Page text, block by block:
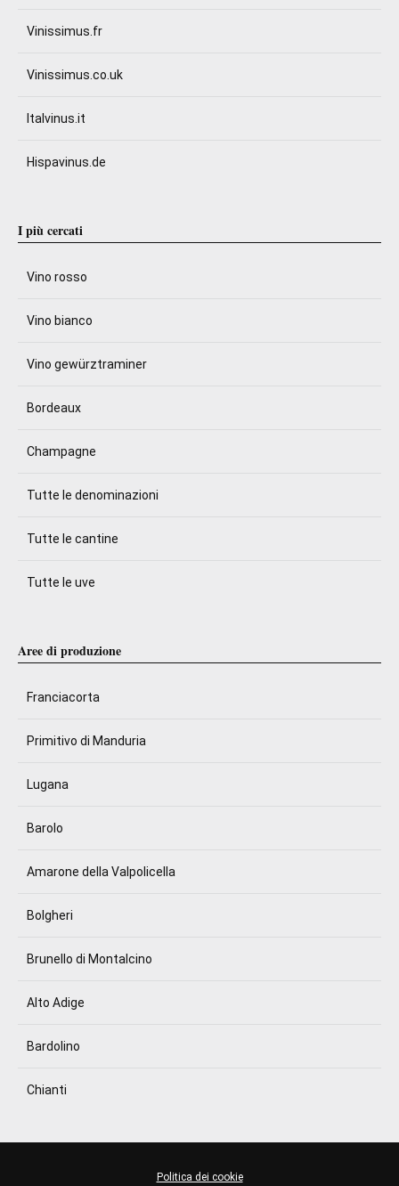
Vinissimus.fr
Vinissimus.co.uk
Italvinus.it
Hispavinus.de
I più cercati
Vino rosso
Vino bianco
Vino gewürztraminer
Bordeaux
Champagne
Tutte le denominazioni
Tutte le cantine
Tutte le uve
Aree di produzione
Franciacorta
Primitivo di Manduria
Lugana
Barolo
Amarone della Valpolicella
Bolgheri
Brunello di Montalcino
Alto Adige
Bardolino
Chianti
Politica dei cookie